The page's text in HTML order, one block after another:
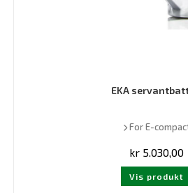
EKA
For E-
kr 5.030,00
Vis produkt